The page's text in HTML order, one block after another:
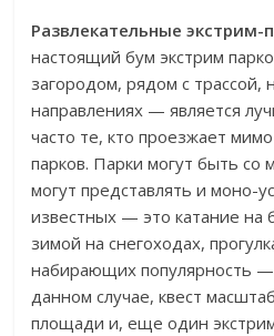
Развлекательные экстрим-
настоящий бум экстрим
загородом, рядом с трассой,
направлениях — является
часто те, кто проезжает
парков. Парки могут быть со
могут представлять и моно-
известных — это катание на
зимой на снегоходах,
набирающих популярность —
данном случае, квест
площади и, еще один